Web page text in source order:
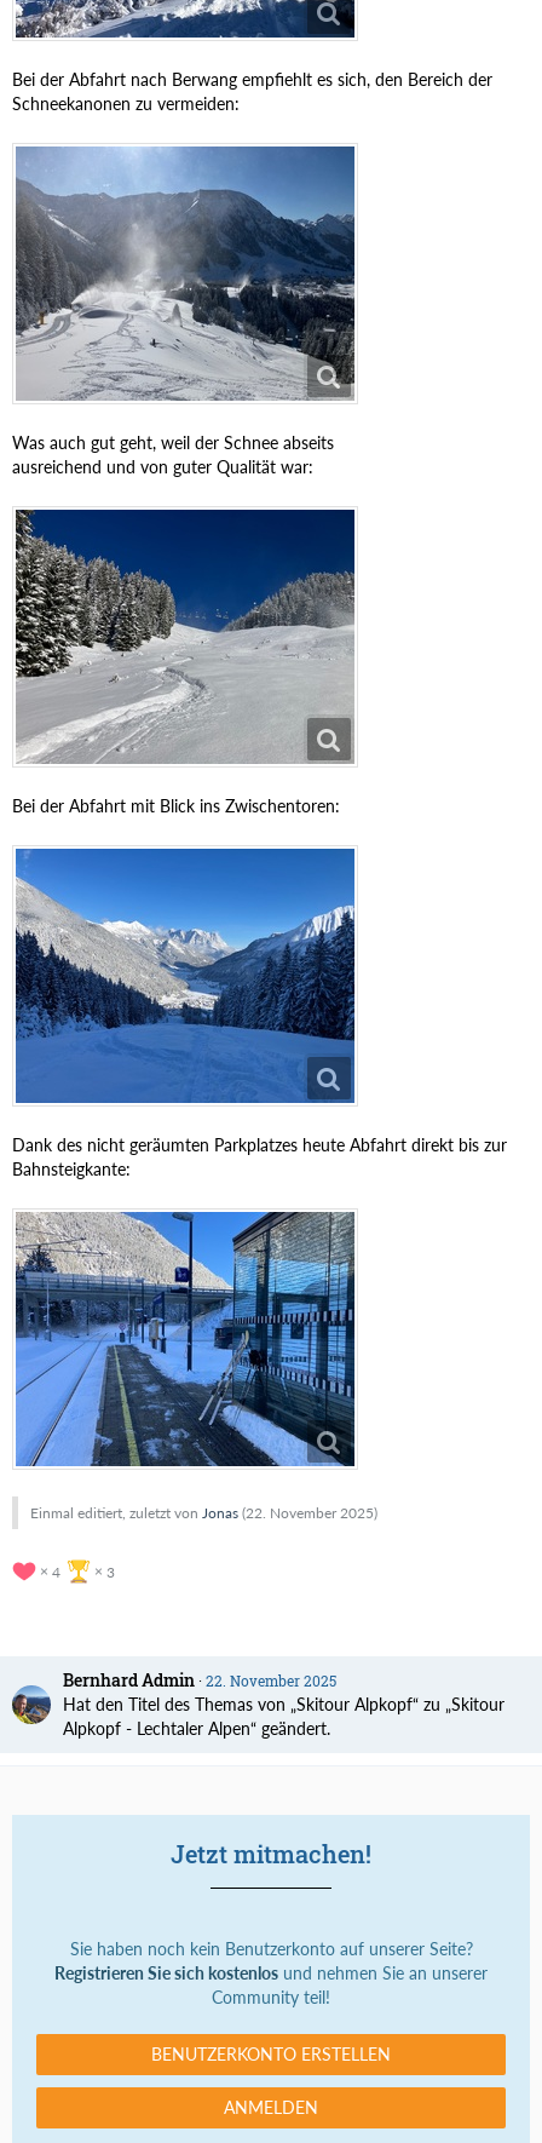
Bei der Abfahrt nach Berwang empfiehlt es sich, den Bereich der
Schneekanonen zu vermeiden:
Was auch gut geht, weil der Schnee abseits
ausreichend und von guter Qualität war:
Bei der Abfahrt mit Blick ins Zwischentoren:
Dank des nicht geräumten Parkplatzes heute Abfahrt direkt bis zur
Bahnsteigkante:
Einmal editiert, zuletzt von Jonas (22. November 2025)
4 3
Bernhard Admin 22. November 2025
Hat den Titel des Themas von „Skitour Alpkopf“ zu „Skitour
Alpkopf - Lechtaler Alpen“ geändert.
Jetzt mitmachen!
Sie haben noch kein Benutzerkonto auf unserer Seite?
Registrieren Sie sich kostenlos und nehmen Sie an unserer
Community teil!
BENUTZERKONTO ERSTELLEN
ANMELDEN